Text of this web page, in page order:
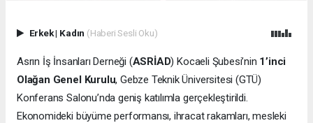
Erkek| Kadın (Haberi Sesli Oku)
Asrın İş İnsanları Derneği (ASRİAD) Kocaeli Şubesi’nin 1’inci
Olağan Genel Kurulu, Gebze Teknik Üniversitesi (GTÜ)
Konferans Salonu’nda geniş katılımla gerçekleştirildi.
Ekonomideki büyüme performansı, ihracat rakamları, mesleki